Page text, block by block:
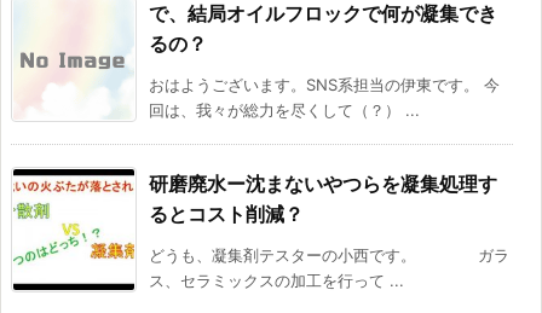
で、結局オイルフロックで何が凝集でき
るの？
おはようございます。SNS系担当の伊東です。 今
回は、我々が総力を尽くして（？） ...
研磨廃水ー沈まないやつらを凝集処理す
るとコスト削減？
どうも、凝集剤テスターの小西です。 ガラ
ス、セラミックスの加工を行って ...